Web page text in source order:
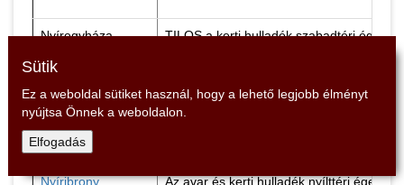
Nyíregyháza TILOS a kerti hulladék szabadtéri
Nyírgyulaj
Nyíribrony Az avar és kerti hulladék nyílttéri
Sütik
Ez a weboldal sütiket használ, hogy a lehető legjobb élményt
nyújtsa Önnek a weboldalon.
Elfogadás